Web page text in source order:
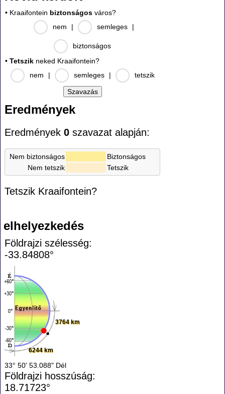
• Kraaifontein biztonságos város?
nem
| semleges |
biztonságos
• Tetszik neked Kraaifontein?
nem
| semleges | tetszik
Eredmények
Eredmények 0 szavazat alapján:
Nem biztonságos
Biztonságos
Nem tetszik
Tetszik
Tetszik Kraaifontein?
elhelyezkedés
Földrajzi szélesség:
-33.84808°
6244 km
3764 km
33° 50' 53.088" Dél
Földrajzi hosszúság:
18.71723°